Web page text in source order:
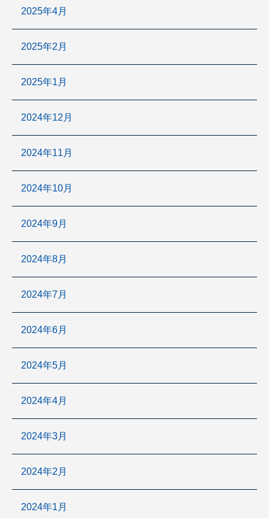
2025年4月
2025年2月
2025年1月
2024年12月
2024年11月
2024年10月
2024年9月
2024年8月
2024年7月
2024年6月
2024年5月
2024年4月
2024年3月
2024年2月
2024年1月